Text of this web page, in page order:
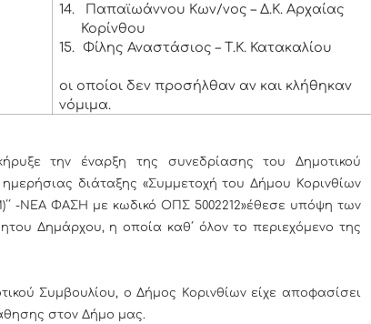
14.
Παπαϊωάννου Κων/νος – Δ.Κ. Αρχαίας
Κορίνθου
15.
Φίλης Αναστάσιος – Τ.Κ. Κατακαλίου
οι οποίοι δεν προσήλθαν αν και κλήθηκαν
νόμιμα.
την έναρξη της συνεδρίασης του Δημοτικού
διάταξης «Συμμετοχή του Δήμου Κορινθίων
-ΝΕΑ ΦΑΣΗ με κωδικό ΟΠΣ 5002212»έθεσε υπόψη των
Δημάρχου, η οποία καθ΄ όλον το περιεχόμενο της
Συμβουλίου, ο Δήμος Κορινθίων είχε αποφασίσει
στον Δήμο μας.